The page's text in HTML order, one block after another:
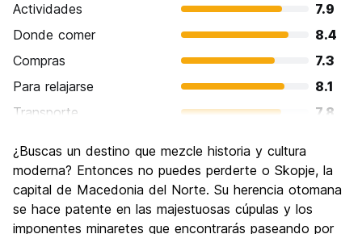
Actividades
7.9
Donde comer
8.4
Compras
7.3
Para relajarse
8.1
Transporte
7.8
Cultura
8.1
Fiesta
7.6
Calidad Precio
¿Buscas un destino que mezcle historia y cultura
moderna? Entonces no puedes perderte o Skopje, la
capital de Macedonia del Norte. Su herencia otomana
se hace patente en las majestuosas cúpulas y los
imponentes minaretes que encontrarás paseando por